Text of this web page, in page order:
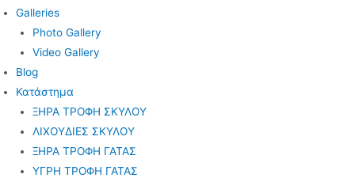
Galleries
Photo Gallery
Video Gallery
Blog
Κατάστημα
ΞΗΡΑ ΤΡΟΦΗ ΣΚΥΛΟΥ
ΛΙΧΟΥΔΙΕΣ ΣΚΥΛΟΥ
ΞΗΡΑ ΤΡΟΦΗ ΓΑΤΑΣ
ΥΓΡΗ ΤΡΟΦΗ ΓΑΤΑΣ